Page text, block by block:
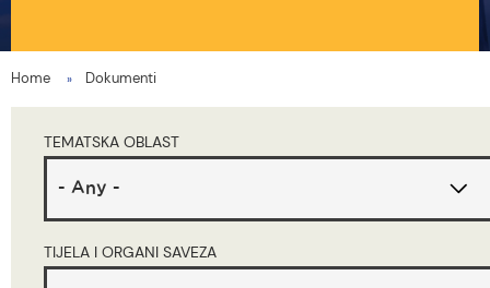
You
here
Home Dokumenti
TEMATSKA OBLAST
TIJELA I ORGANI SAVEZA